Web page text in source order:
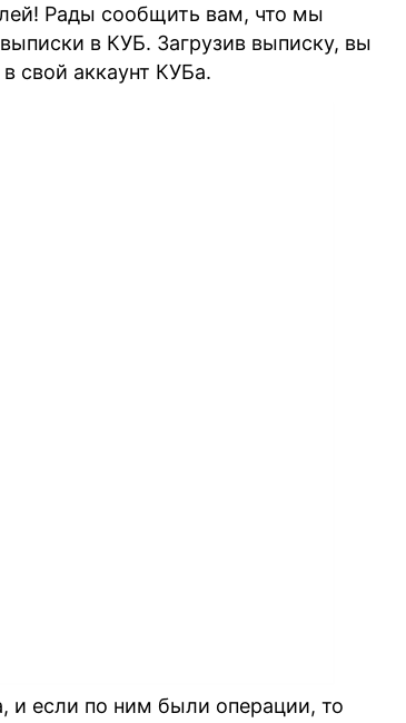
Рады сообщить вам, что мы
в КУБ. Загрузив выписку, вы
свой аккаунт КУБа.
и если по ним были операции, то